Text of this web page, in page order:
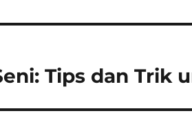
Tips dan Trik